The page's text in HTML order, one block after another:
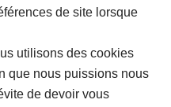
de site lorsque
utilisons des cookies
que nous puissions nous
de devoir vous